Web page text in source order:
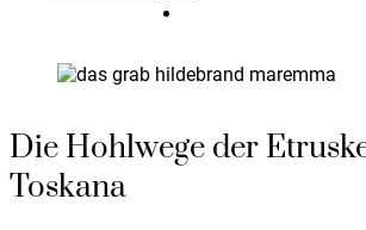
Die Hohlwege der
Toskana